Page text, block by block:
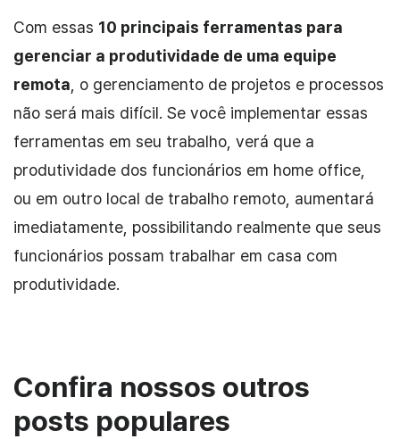
Com essas 10 principais ferramentas para
gerenciar a produtividade de uma equipe
remota , o gerenciamento de projetos e processos
não será mais difícil. Se você implementar essas
ferramentas em seu trabalho, verá que a
produtividade dos funcionários em home office,
ou em outro local de trabalho remoto, aumentará
imediatamente, possibilitando realmente que seus
funcionários possam trabalhar em casa com
produtividade.
Confira nossos outros
posts populares